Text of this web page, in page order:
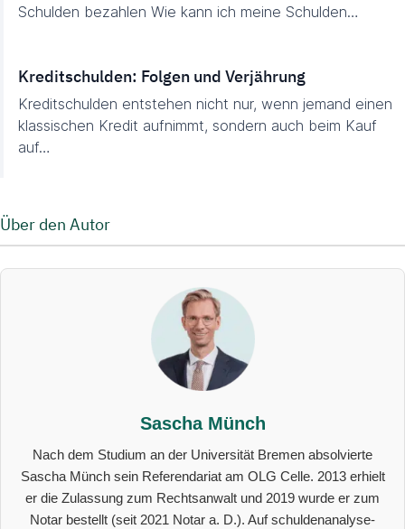
Schulden bezahlen Wie kann ich meine Schulden…
Kreditschulden: Folgen und Verjährung
Kreditschulden entstehen nicht nur, wenn jemand einen
klassischen Kredit aufnimmt, sondern auch beim Kauf
auf…
Über den Autor
Sascha Münch
Nach dem Studium an der Universität Bremen absolvierte
Sascha Münch sein Referendariat am OLG Celle. 2013 erhielt
er die Zulassung zum Rechtsanwalt und 2019 wurde er zum
Notar bestellt (seit 2021 Notar a. D.). Auf schuldenanalyse-